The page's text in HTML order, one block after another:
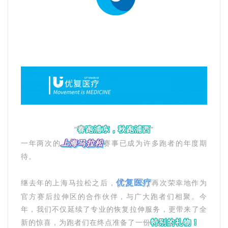
“春跑浦东，秋跑浦西”
一年两次的上海马拉松赛事已成为许多跑者的年度期
待。
继去年的上海马拉松之后，优复医疗再次荣幸地作为
官方赛后拉伸区的合作伙伴，与广大跑者们相聚。今
年，我们不仅延续了专业的恢复拉伸服务，更带来了全
新的惊喜，为跑者们在终点准备了一份特别的礼物！